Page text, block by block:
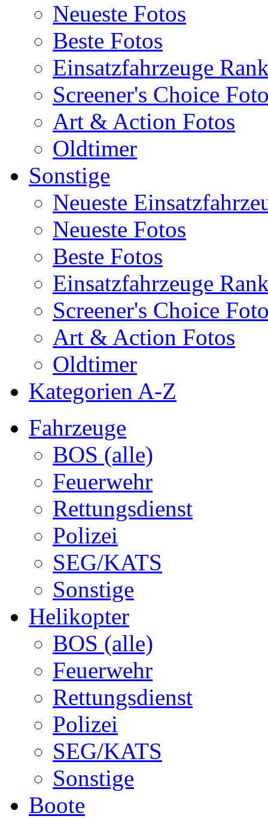
Neueste Fotos
Beste Fotos
Einsatzfahrzeuge
Screener's Choice
Art & Action Fotos
Oldtimer
Sonstige
Neueste
Neueste Fotos
Beste Fotos
Einsatzfahrzeuge
Screener's Choice
Art & Action Fotos
Oldtimer
Kategorien A-Z
Fahrzeuge
BOS (alle)
Feuerwehr
Rettungsdienst
Polizei
SEG/KATS
Sonstige
Helikopter
BOS (alle)
Feuerwehr
Rettungsdienst
Polizei
SEG/KATS
Sonstige
Boote